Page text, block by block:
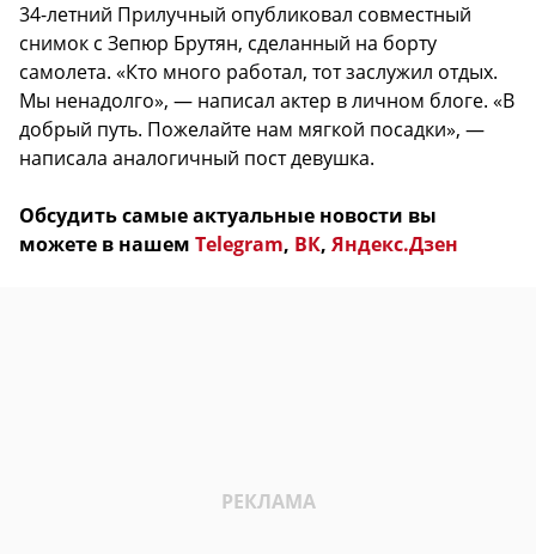
34-летний Прилучный опубликовал совместный
снимок с Зепюр Брутян, сделанный на борту
самолета. «Кто много работал, тот заслужил отдых.
Мы ненадолго», — написал актер в личном блоге. «В
добрый путь. Пожелайте нам мягкой посадки», —
написала аналогичный пост девушка.
Обсудить самые актуальные новости вы
можете в нашем Telegram, ВК, Яндекс.Дзен